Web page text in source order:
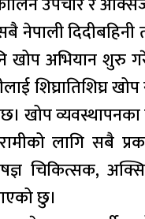
नेपाली
अभियान शुरु
शिघ्रातिशिघ्र खोप
खोप
लागि सबै
चिकित्सक,
छु।